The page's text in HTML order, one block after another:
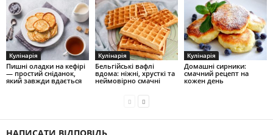
Кулінарія
Пишні оладки на кефірі
— простий сніданок,
який завжди вдається
Кулінарія
Бельгійські вафлі
вдома: ніжні, хрусткі та
неймовірно смачні
Кулінарія
Домашні сирники:
смачний рецепт на
кожен день